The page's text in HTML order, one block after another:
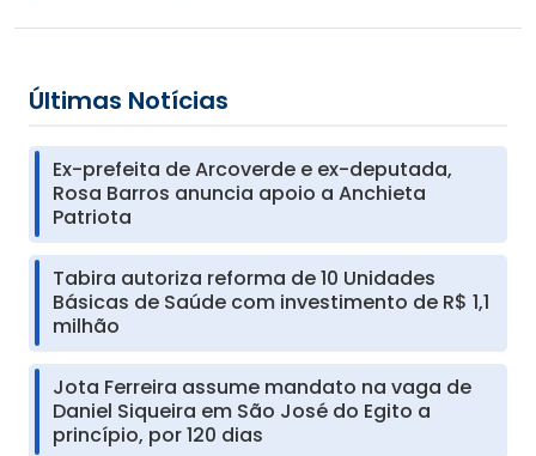
Últimas Notícias
Ex-prefeita de Arcoverde e ex-deputada,
Rosa Barros anuncia apoio a Anchieta
Patriota
Tabira autoriza reforma de 10 Unidades
Básicas de Saúde com investimento de R$ 1,1
milhão
Jota Ferreira assume mandato na vaga de
Daniel Siqueira em São José do Egito a
princípio, por 120 dias